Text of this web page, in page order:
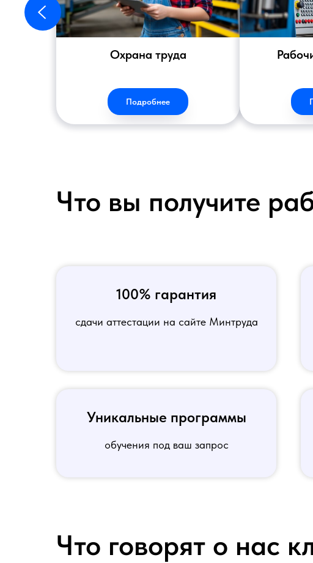
Охрана труда
Подробнее
Что вы получите
100% гарантия
сдачи аттестации на сайте Минтруда
Уникальные программы
обучения под ваш запрос
Что говорят о нас